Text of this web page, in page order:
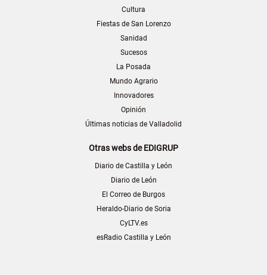
Cultura
Fiestas de San Lorenzo
Sanidad
Sucesos
La Posada
Mundo Agrario
Innovadores
Opinión
Últimas noticias de Valladolid
Otras webs de EDIGRUP
Diario de Castilla y León
Diario de León
El Correo de Burgos
Heraldo-Diario de Soria
CyLTV.es
esRadio Castilla y León